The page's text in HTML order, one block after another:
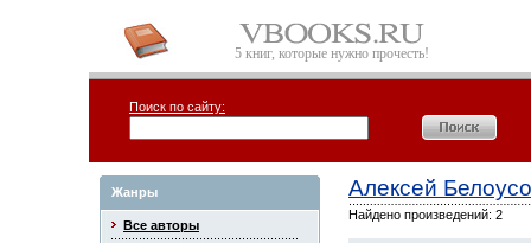
5 книг, которые нужно прочесть!
Поиск по сайту:
Жанры
Все авторы
Алексей
Найдено произведений: 2